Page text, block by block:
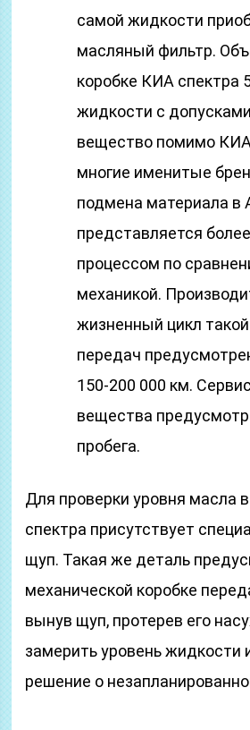
самой жидкости
масляный фильтр.
коробке КИА спектра
жидкости с
вещество помимо
многие именитые
подмена материала
представляется
процессом по
механикой.
жизненный цикл
передач
150-200 000 км.
вещества
пробега.
Для проверки уровня масла
спектра присутствует
щуп. Такая же деталь
механической коробке
вынув щуп, протерев его
замерить уровень жидкости
решение о